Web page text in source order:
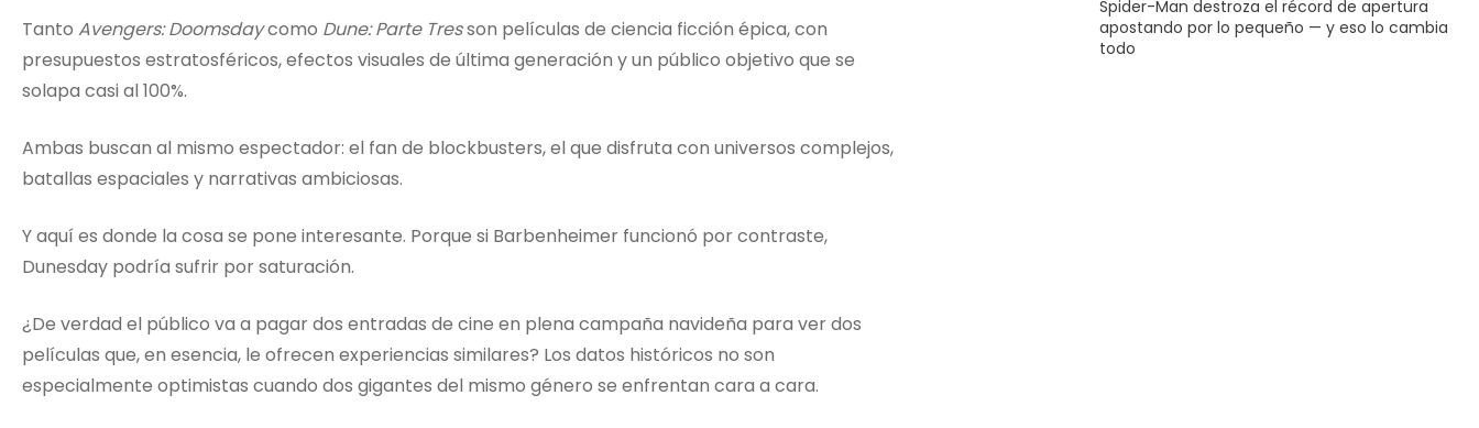
Tanto Avengers: Doomsdaycomo Dune: Parte Tresson películas de ciencia ficción épica, con
presupuestos estratosféricos, efectos visuales de última generación y un público objetivo que se
solapa casi al 100%.
Ambas buscan al mismo espectador: el fan de blockbusters, el que disfruta con universos complejos,
batallas espaciales y narrativas ambiciosas.
Y aquí es donde la cosa se pone interesante. Porque si Barbenheimer funcionó por contraste,
Dunesday podría sufrir por saturación.
¿De verdad el público va a pagar dos entradas de cine en plena campaña navideña para ver dos
películas que, en esencia, le ofrecen experiencias similares? Los datos históricos no son
especialmente optimistas cuando dos gigantes del mismo género se enfrentan cara a cara.
Spider-Man destroza el récord de apertura
apostando por lo pequeño — y eso lo cambia
todo